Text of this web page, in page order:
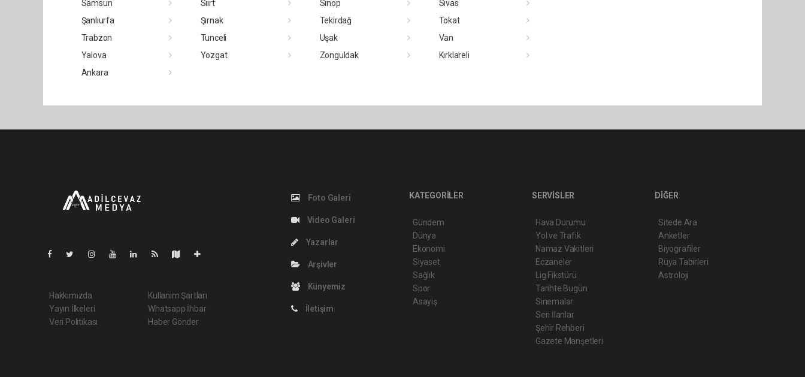
Samsun
Siirt Sinop
Sivas
Şanlıurfa
Şırnak Tekirdağ
Tokat
Trabzon
Tunceli Uşak
Van
Yalova
Yozgat Zonguldak
Kırklareli
Ankara
Hakkımızda
Yayın İlkeleri
Veri Politikası
Kullanım Şartları
Whatsapp İhbar
Haber Gönder
Foto Galeri
Video Galeri
Yazarlar
Arşivler
Künyemiz
İletişim
KATEGORİLER
Gündem
Dünya
Ekonomi
Siyaset
Sağlık
Spor
Asayiş
SERVİSLER
Hava Durumu
Yol ve Trafik
Namaz Vakitleri
Eczaneler
Lig Fikstürü
Tarihte Bugün
Sinemalar
Seri İlanlar
Şehir Rehberi
Gazete Manşetleri
DİĞER
Sitede Ara
Anketler
Biyografiler
Rüya Tabirleri
Astroloji